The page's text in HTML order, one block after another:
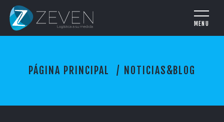
N
O
I
C
PÁGINA PRINCIPAL NOTICIAS&BLOG